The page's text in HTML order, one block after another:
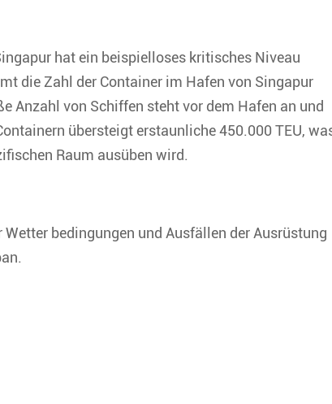
hat ein beispielloses kritisches Niveau
die Zahl der Container im Hafen von Singapur
Anzahl von Schiffen steht vor dem Hafen an und
übersteigt erstaunliche 450.000 TEU,
Raum ausüben wird.
bedingungen und Ausfällen der Ausrüstung